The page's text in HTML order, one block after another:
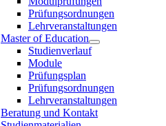
Prüfungsordnungen
Lehrveranstaltungen
Master of Education
Studienverlauf
Module
Prüfungsplan
Prüfungsordnungen
Lehrveranstaltungen
Beratung und Kontakt